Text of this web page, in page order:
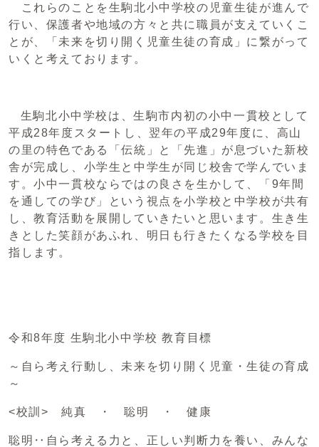
これらのことを生駒北小中学校の児童生徒が進んで
行い、保護者や地域の方々と共に職員が支えていくこ
とが、「未来を切り開く児童生徒の育成」に繋がって
いくと考えております。
生駒北小中学校は、生駒市内初の小中一貫校として
平成28年度スタートし、翌年の平成29年度に、高山
の里の特色である「伝統」と「先進」が息づいた新校
舎が完成し、小学生と中学生が同じ校舎で学んでいま
す。小中一貫校ならではの良さを生かして、「9年間
を通しての学び」という視点を小学校と中学校が共有
し、教育活動を展開していきたいと思います。生き生
きとした笑顔があふれ、明日も行きたくなる学校を目
指します。
令和8年度 生駒北小中学校 教育目標
～自ら考え行動し、未来を切り開く児童・生徒の育成
～
<校訓> 純真 ・ 聡明 ・ 健康
聡明‥自ら考える力と、正しい判断力を養い、みんな